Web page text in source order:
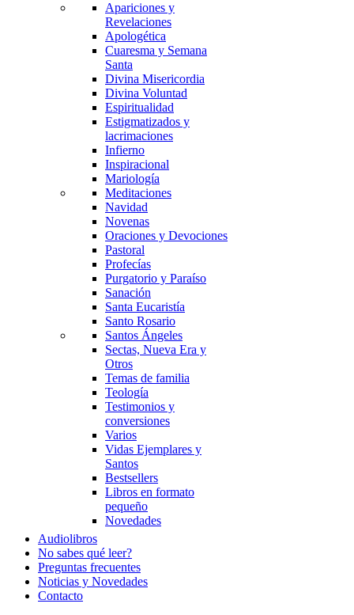
Apariciones y
Revelaciones
Apologética
Cuaresma y Semana
Santa
Divina Misericordia
Divina Voluntad
Espiritualidad
Estigmatizados y
lacrimaciones
Infierno
Inspiracional
Mariología
Meditaciones
Navidad
Novenas
Oraciones y Devociones
Pastoral
Profecías
Purgatorio y Paraíso
Sanación
Santa Eucaristía
Santo Rosario
Santos Ángeles
Sectas, Nueva Era y
Otros
Temas de familia
Teología
Testimonios y
conversiones
Varios
Vidas Ejemplares y
Santos
Bestsellers
Libros en formato
pequeño
Novedades
Audiolibros
No sabes qué leer?
Preguntas frecuentes
Noticias y Novedades
Contacto